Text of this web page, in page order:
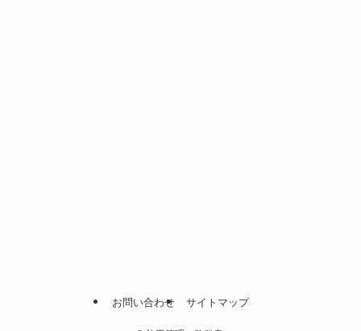
お問い合わせ サイトマップ